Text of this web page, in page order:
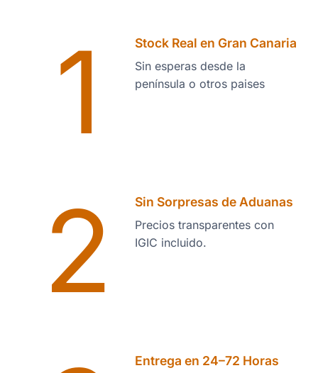
1 Stock Real en Gran Canaria
Sin esperas desde la
península o otros paises
2 Sin Sorpresas de Aduanas
Precios transparentes con
IGIC incluido.
Entrega en 24–72 Horas